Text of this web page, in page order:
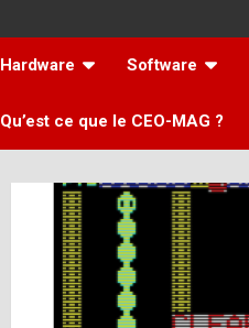
Hardware Software
Qu’est ce que le CEO-MAG ?